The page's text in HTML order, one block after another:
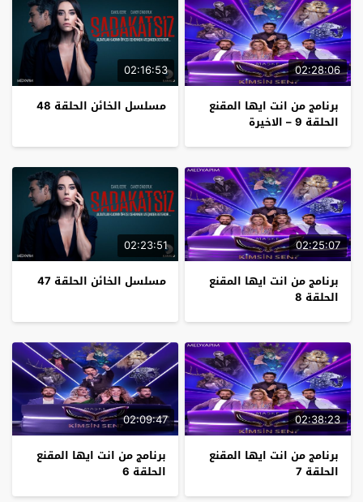
02:28:06
برنامج من انت ايها المقنع
الحلقة 9 – الاخيرة
02:16:53
مسلسل الخائن الحلقة 48
02:25:07
برنامج من انت ايها المقنع
الحلقة 8
02:23:51
مسلسل الخائن الحلقة 47
02:38:23
برنامج من انت ايها المقنع
الحلقة 7
02:09:47
برنامج من انت ايها المقنع
الحلقة 6